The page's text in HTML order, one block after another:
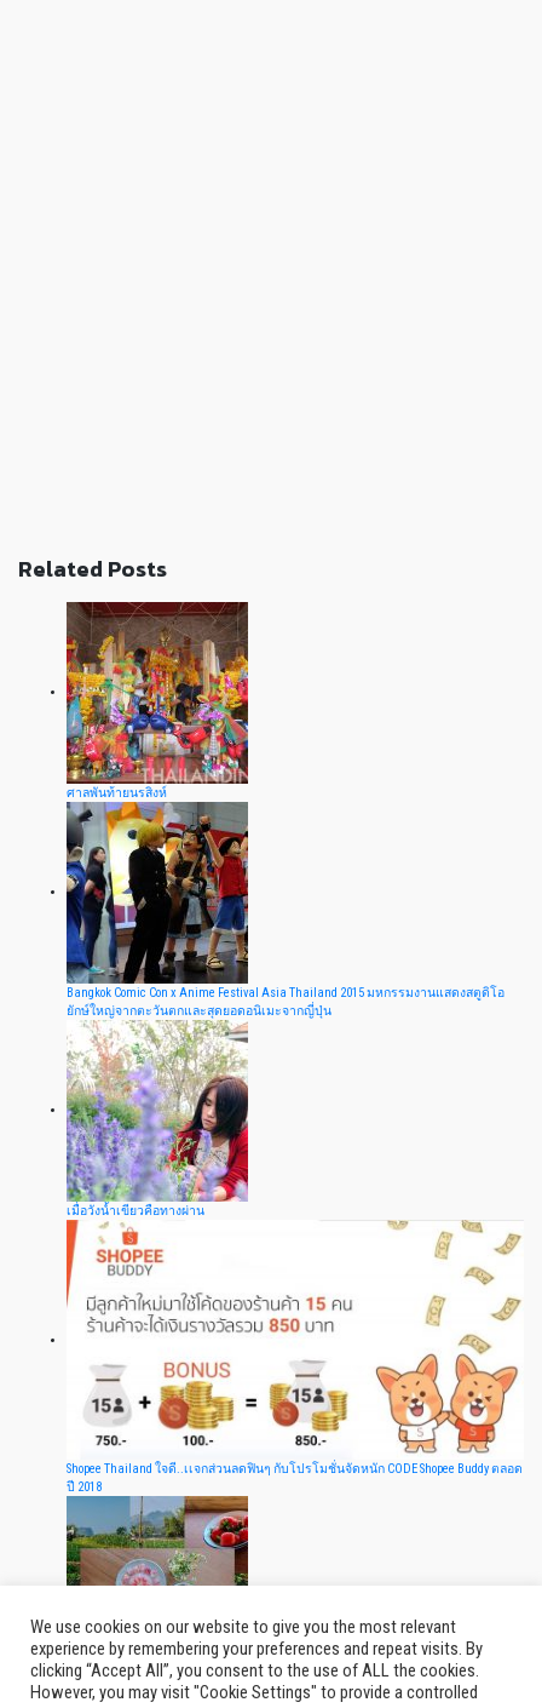
Related Posts
ศาลพันท้ายนรสิงห์
Bangkok Comic Con x Anime Festival Asia Thailand 2015 มหกรรมงานแสดงสตูดิโอ
ยักษ์ใหญ่จากตะวันตกและสุดยอดอนิเมะจากญี่ปุ่น
เมื่อวังน้ำเขียวคือทางผ่าน
Shopee Thailand ใจดี..เเจกส่วนลดฟินๆ กับโปรโมชั่นจัดหนัก CODE Shopee Buddy ตลอด
ปี 2018
สตรอเบอร์รี่สวนหลังบ้าน เชียงราย
We use cookies on our website to give you the most relevant
experience by remembering your preferences and repeat visits. By
clicking “Accept All”, you consent to the use of ALL the cookies.
However, you may visit "Cookie Settings" to provide a controlled